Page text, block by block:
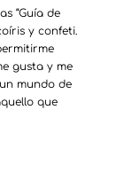
“Guía de
y confeti.
gusta y me
mundo de
que